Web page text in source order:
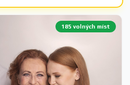
185 volných míst